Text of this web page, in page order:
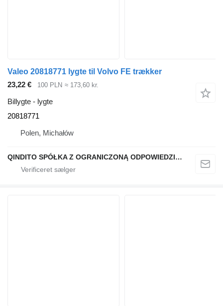
Valeo 20818771 lygte til Volvo FE trækker
23,22 €
100 PLN ≈ 173,60 kr.
Billygte - lygte
20818771
Polen, Michałów
QINDITO SPÓŁKA Z OGRANICZONĄ ODPOWIEDZIALNOŚCIĄ